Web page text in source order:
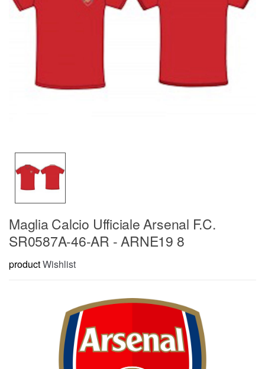
Maglia Calcio Ufficiale Arsenal F.C.
SR0587A-46-AR - ARNE19 8
productWishlist